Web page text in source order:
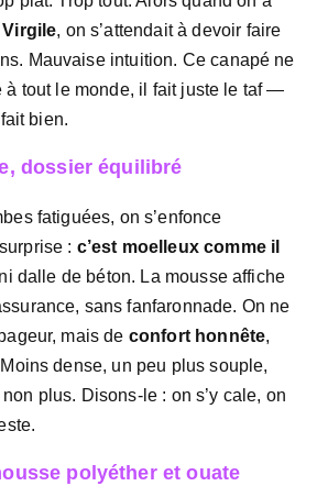
, on s’attendait à devoir faire
Mauvaise intuition. Ce canapé ne
à tout le monde, il fait juste le taf —
bien.
dossier équilibré
fatiguées, on s’enfonce
: c’est moelleux comme il
dalle de béton. La mousse affiche
sans fanfaronnade. On ne
mais de confort honnête,
dense, un peu plus souple,
plus. Disons-le : on s’y cale, on
polyéther et ouate